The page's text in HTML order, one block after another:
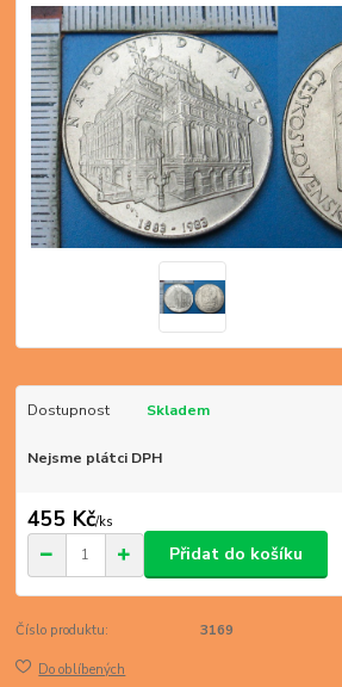
Dostupnost Skladem
Nejsme plátci DPH
455 Kč/ks
Přidat do košíku
Číslo produktu: 3169
Do oblíbených